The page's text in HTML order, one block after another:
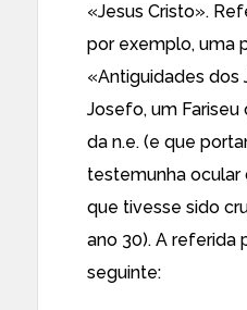
«Jesus Cristo».
por exemplo, uma
«Antiguidades dos
Josefo, um Fariseu
da n.e. (e que
testemunha
que tivesse sido
ano 30). A referida
seguinte: